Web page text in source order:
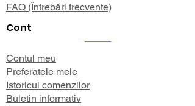
FAQ (Întrebări frecvente)
Cont
Contul meu
Preferatele mele
Istoricul comenzilor
Buletin informativ